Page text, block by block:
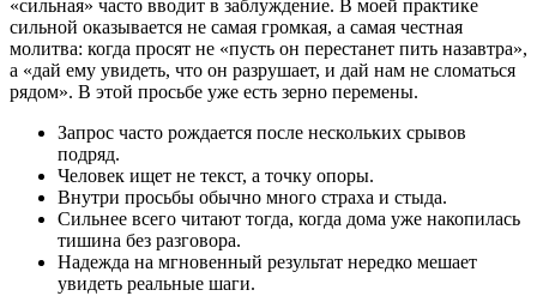
«сильная» часто вводит в заблуждение. В моей практике
сильной оказывается не самая громкая, а самая честная
молитва: когда просят не «пусть он перестанет пить назавтра»,
а «дай ему увидеть, что он разрушает, и дай нам не сломаться
рядом». В этой просьбе уже есть зерно перемены.
Запрос часто рождается после нескольких срывов
подряд.
Человек ищет не текст, а точку опоры.
Внутри просьбы обычно много страха и стыда.
Сильнее всего читают тогда, когда дома уже накопилась
тишина без разговора.
Надежда на мгновенный результат нередко мешает
увидеть реальные шаги.